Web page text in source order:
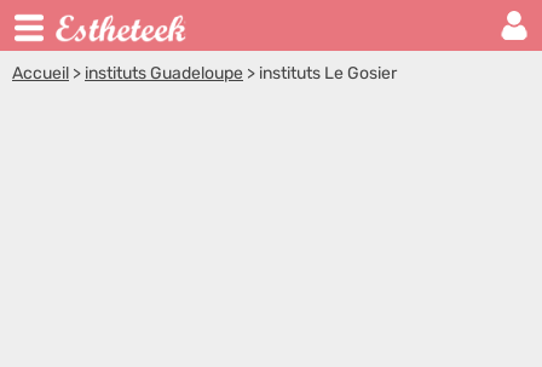
Accueil > instituts Guadeloupe > instituts Le Gosier